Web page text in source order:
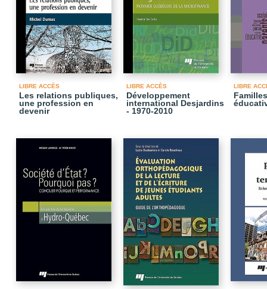
LIBRE ACCÈS
Les relations publiques,
une profession en
devenir
LIBRE ACCÈS
Développement
international Desjardins
- 1970-2010
LIBRE